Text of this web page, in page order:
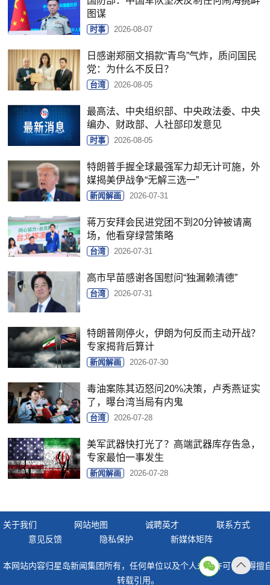
图谋
时事 2026-08-07
日感谢郑丽文捐款“青鸟”气炸，质问国民
党：为什么不反日？
台湾 2026-08-05
最高法、中央组织部、中央政法委、中央
编办、财政部、人社部印发意见
时事 2026-08-05
特朗普手握全球最强军力却无计可施，外
媒揭美伊战争“无解三选一”
新闻解画 2026-07-31
蒋万安拜会民进党团不到20分钟被请离
场，他看穿绿营策略
台湾 2026-07-31
高市早苗感谢各国慰问“独漏赖清德”
台湾 2026-07-31
特朗普刚停火，伊朗为何反而主动开战？
专家揭背后算计
新闻解画 2026-07-30
毒油案陈其迈怒问20%决策，卢秀燕证实
了，曝台湾当局有内鬼
台湾 2026-07-28
美军武器快打光了？高端武器库存告急，
专家最怕一事发生
新闻解画 2026-07-28
关于我们 网站地图 诚聘英才
联系方式
意见反馈
隐私保护 新媒体矩阵
本网站内容归星岛新闻集团所有，任何单位以及个人未经许可，不得擅
转载引用。